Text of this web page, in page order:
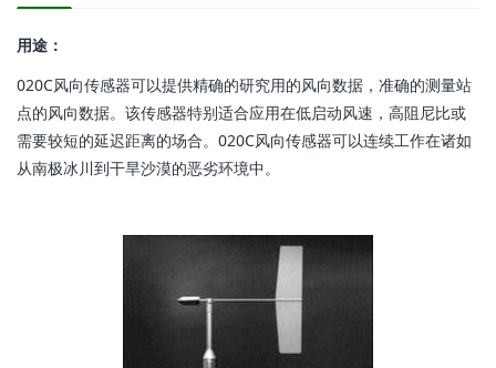
用途：
020C风向传感器可以提供精确的研究用的风向数据，准确的测量站
点的风向数据。该传感器特别适合应用在低启动风速，高阻尼比或
需要较短的延迟距离的场合。020C风向传感器可以连续工作在诸如
从南极冰川到干旱沙漠的恶劣环境中。